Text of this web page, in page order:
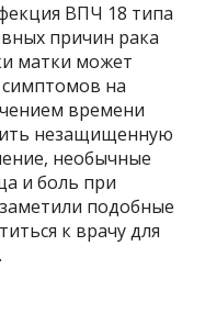
ВПЧ 18 типа
причин рака
матки может
симптомов на
времени
незащищенную
необычные
и боль при
подобные
к врачу для